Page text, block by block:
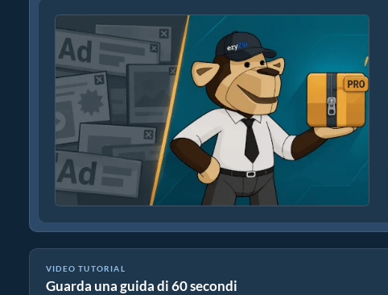
VIDEO TUTORIAL
Guarda una guida di 60 secondi
Come estrarre file dmg online con ezyZip (gratis, senza installazione)